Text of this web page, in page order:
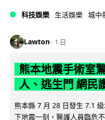
科技娛樂 生活娛樂 城中
Lawton 1 日
熊本地震手術室
人、逃生門 網民
熊本縣 7 月 28 日發生 7.1
下地震一刻，醫護人員臨危